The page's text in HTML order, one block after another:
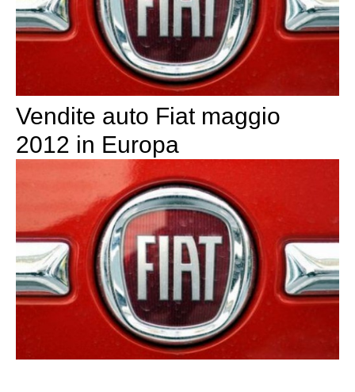
Vendite auto Fiat maggio
2012 in Europa